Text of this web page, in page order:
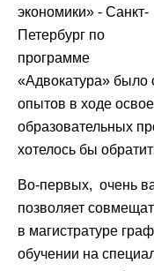
экономики» - Санкт-
Петербург по
программе
«Адвокатура» было
опытов в ходе
образовательных
хотелось бы
Во-первых, очень
позволяет
в магистратуре
обучении на